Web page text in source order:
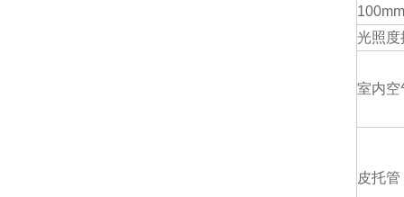
100mm
光照
室内空
皮托管